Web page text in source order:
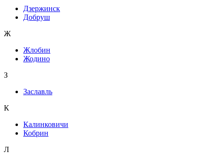
Дзержинск
Добруш
Ж
Жлобин
Жодино
З
Заславль
К
Калинковичи
Кобрин
Л